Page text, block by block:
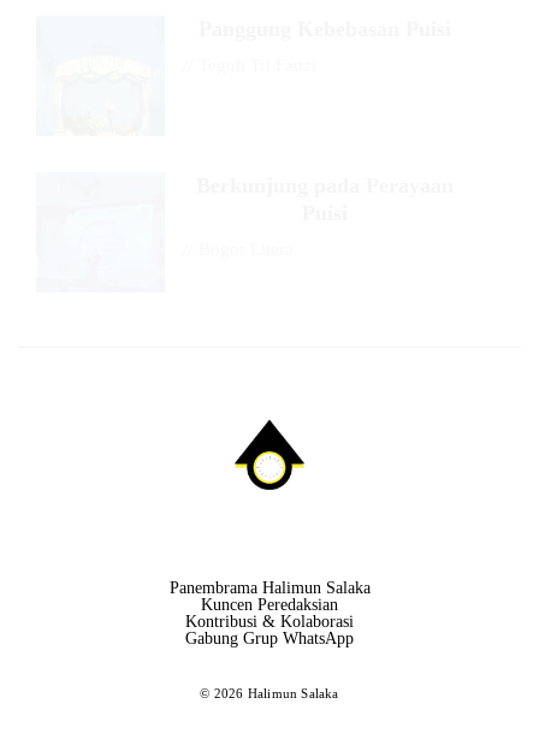
Panembrama Halimun Salaka
Kuncen Peredaksian
Kontribusi & Kolaborasi
Gabung Grup WhatsApp
© 2026 Halimun Salaka